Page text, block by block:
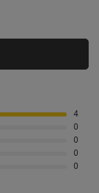
4
0
0
0
0